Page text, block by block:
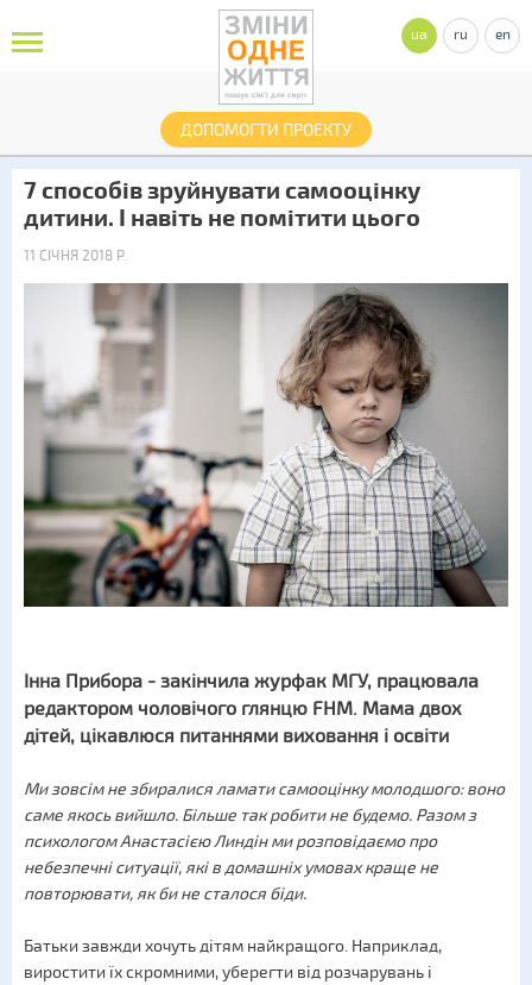
ДОПОМОГТИ ПРОЕКТУ
ua ru en
7 способів зруйнувати самооцінку
дитини. І навіть не помітити цього
11 СІЧНЯ 2018 Р.
Інна Прибора - закінчила журфак МГУ, працювала
редактором чоловічого глянцю FHM. Мама двох
дітей, цікавлюся питаннями виховання і освіти
Ми зовсім не збиралися ламати самооцінку молодшого: воно
саме якось вийшло. Більше так робити не будемо. Разом з
психологом Анастасією Линдін ми розповідаємо про
небезпечні ситуації, які в домашніх умовах краще не
повторювати, як би не сталося біди.
Батьки завжди хочуть дітям найкращого. Наприклад,
виростити їх скромними, уберегти від розчарувань і